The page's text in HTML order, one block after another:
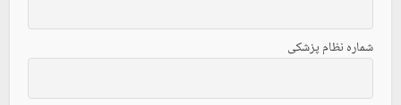
شماره نظام پزشکی